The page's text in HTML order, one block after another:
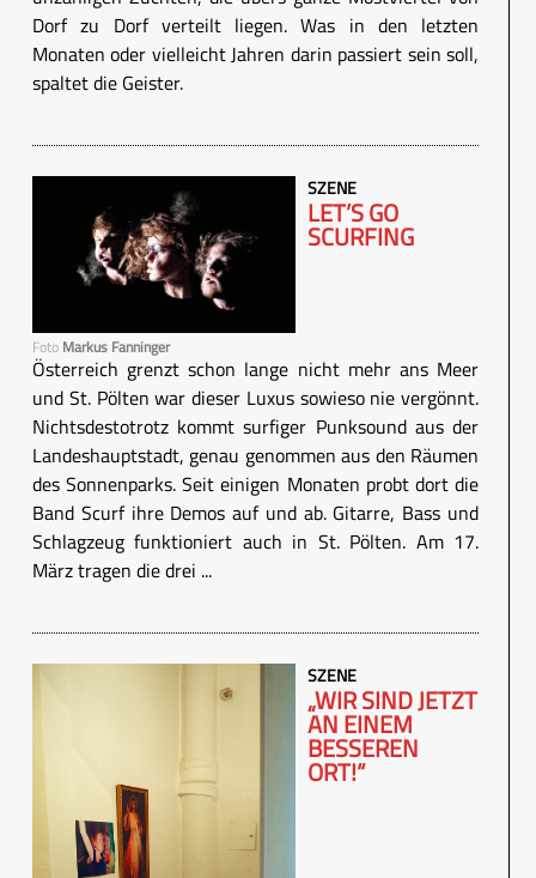
Dorf zu Dorf verteilt liegen. Was in den letzten
Monaten oder vielleicht Jahren darin passiert sein soll,
spaltet die Geister.
Foto Markus Fanninger
SZENE
LET’S GO
SCURFING
Österreich grenzt schon lange nicht mehr ans Meer
und St. Pölten war dieser Luxus sowieso nie vergönnt.
Nichtsdestotrotz kommt surfiger Punksound aus der
Landeshauptstadt, genau genommen aus den Räumen
des Sonnenparks. Seit einigen Monaten probt dort die
Band Scurf ihre Demos auf und ab. Gitarre, Bass und
Schlagzeug funktioniert auch in St. Pölten. Am 17.
März tragen die drei ...
SZENE
„WIR SIND JETZT
AN EINEM
BESSEREN
ORT!“